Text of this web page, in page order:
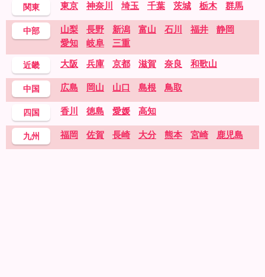
関東 東京 神奈川 埼玉 千葉 茨城 栃木 群馬
中部 山梨 長野 新潟 富山 石川 福井
静岡
愛知
岐阜 三重
近畿 大阪 兵庫 京都 滋賀 奈良 和歌山
中国 広島 岡山 山口 島根 鳥取
四国 香川 徳島 愛媛 高知
九州 福岡 佐賀 長崎 大分 熊本 宮崎 鹿児島